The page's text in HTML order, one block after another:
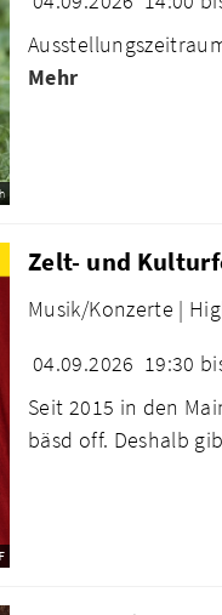
Mehr
Zelt- und
Musik/Konzerte |
04.09.2026 19:30
Seit 2015 in den
bäsd off. Deshalb